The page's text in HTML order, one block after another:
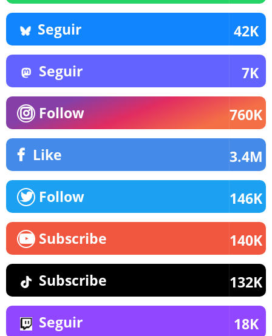
Seguir 42K
Seguir 7K
Follow 760K
Like 3.4M
Follow 146K
Subscribe 140K
Subscribe 132K
Seguir 18K